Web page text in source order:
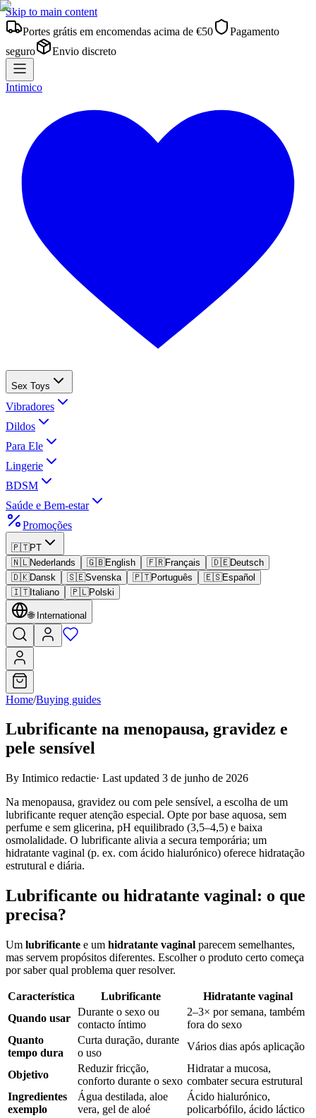
Skip to main content
Portes grátis em encomendas acima de €50
Pagamento
seguro
Envio discreto
Intimico
Sex Toys
Vibradores
Dildos
Para Ele
Lingerie
BDSM
Saúde e Bem-estar
Promoções
🇵🇹PT
🇳🇱Nederlands 🇬🇧English 🇫🇷Français 🇩🇪Deutsch
🇩🇰Dansk 🇸🇪Svenska 🇵🇹Português 🇪🇸Español
🇮🇹Italiano 🇵🇱Polski
🌐 International
Home/Buying guides
Lubrificante na menopausa, gravidez e
pele sensível
By Intimico redactie· Last updated 3 de junho de 2026
Na menopausa, gravidez ou com pele sensível, a escolha de um
lubrificante requer atenção especial. Opte por base aquosa, sem
perfume e sem glicerina, pH equilibrado (3,5–4,5) e baixa
osmolalidade. O lubrificante alivia a secura temporária; um
hidratante vaginal (p. ex. com ácido hialurónico) oferece hidratação
estrutural e diária.
Lubrificante ou hidratante vaginal: o que
precisa?
Um lubrificante e um hidratante vaginal parecem semelhantes,
mas servem propósitos diferentes. Escolher o produto certo começa
por saber qual problema quer resolver.
Característica Lubrificante
Hidratante vaginal
Quando usar
Durante o sexo ou
contacto íntimo
2–3× por semana, também
fora do sexo
Quanto
tempo dura
Curta duração, durante
o uso
Vários dias após aplicação
Objetivo
Reduzir fricção,
conforto durante o sexo
Hidratar a mucosa,
combater secura estrutural
Ingredientes
exemplo
Água destilada, aloe
vera, gel de aloé
Ácido hialurónico,
policarbófilo, ácido láctico